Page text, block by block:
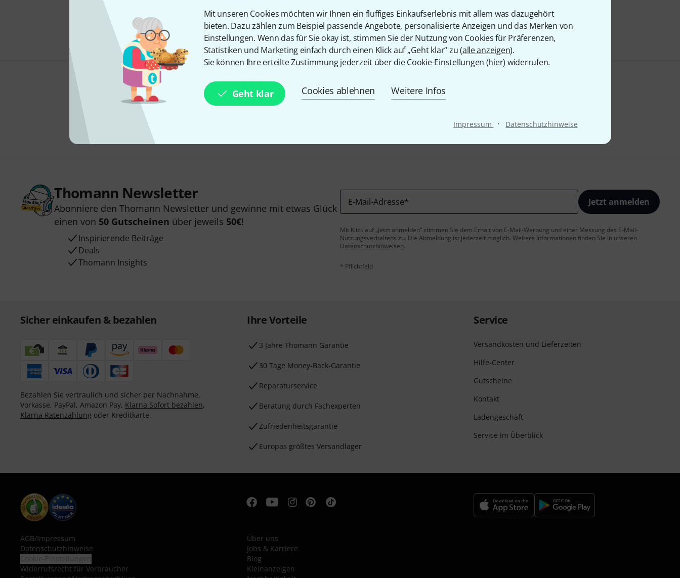
Mit unseren Cookies möchten wir Ihnen ein fluffiges Einkaufserlebnis mit allem was dazugehört
bieten. Dazu zählen zum Beispiel passende Angebote, personalisierte Anzeigen und das Merken von
Einstellungen. Wenn das für Sie okay ist, stimmen Sie der Nutzung von Cookies für Präferenzen,
Statistiken und Marketing einfach durch einen Klick auf „Geht klar“ zu (alle anzeigen).
Sie können Ihre erteilte Zustimmung jederzeit über die Cookie-Einstellungen (hier) widerrufen.
Geht klar Cookies ablehnen Weitere Infos
Impressum · Datenschutzhinweise
Gefällt Ihnen, was Sie sehen?
Thomann Newsletter
Abonniere den Thomann Newsletter und gewinne mit etwas Glück
einen von 50 Gutscheinen über jeweils 50€!
Inspirierende Beiträge
Deals
Thomann Insights
E-Mail-Adresse* Jetzt anmelden
Mit Klick auf „Jetzt anmelden“ stimmen Sie dem Erhalt von E-Mail-Werbung und einer Messung des E-Mail-
Nutzungsverhaltens zu. Die Abmeldung ist jederzeit möglich. Weitere Informationen finden Sie in unseren
Datenschutzhinweisen.
* Pflichtfeld
Sicher einkaufen & bezahlen
Bezahlen Sie vertraulich und sicher per Nachnahme,
Vorkasse, PayPal, Amazon Pay, Klarna Sofort bezahlen,
Klarna Ratenzahlung oder Kreditkarte.
Ihre Vorteile
3 Jahre Thomann Garantie
30 Tage Money-Back-Garantie
Reparaturservice
Beratung durch Fachexperten
Zufriedenheitsgarantie
Europas größtes Versandlager
Service
Versandkosten und Lieferzeiten
Hilfe-Center
Gutscheine
Kontakt
Ladengeschäft
Service im Überblick
AGB/Impressum
Datenschutzhinweise
Widerrufsrecht für Verbraucher
Über uns
Jobs & Karriere
Blog
Kleinanzeigen